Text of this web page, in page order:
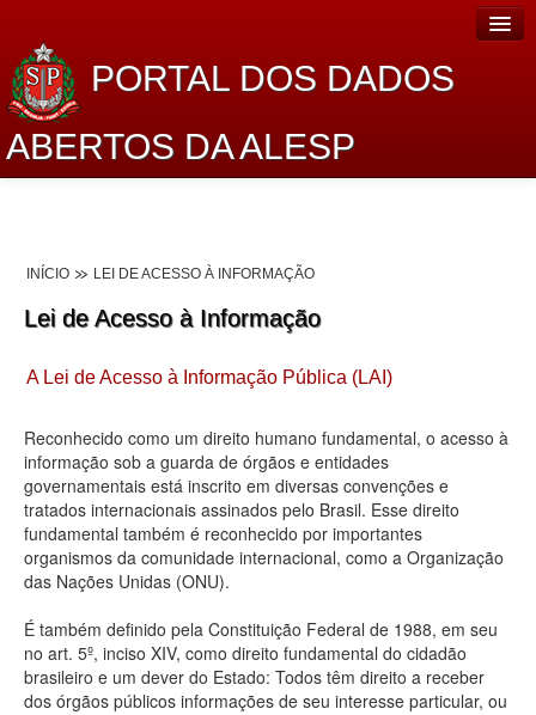
PORTAL DOS DADOS
ABERTOS DA ALESP
Lei de Acesso à Informação
Dados Governamentais Abertos
Planejamento
Catálogo de dados
Processo Legislativo
Deputados Estaduais
Administração
Legislação
INÍCIO LEI DE ACESSO À INFORMAÇÃO
Lei de Acesso à Informação
A Lei de Acesso à Informação Pública (LAI)
Reconhecido como um direito humano fundamental, o acesso à
informação sob a guarda de órgãos e entidades
governamentais está inscrito em diversas convenções e
tratados internacionais assinados pelo Brasil. Esse direito
fundamental também é reconhecido por importantes
organismos da comunidade internacional, como a Organização
das Nações Unidas (ONU).
É também definido pela Constituição Federal de 1988, em seu
no art. 5º, inciso XIV, como direito fundamental do cidadão
brasileiro e um dever do Estado: Todos têm direito a receber
dos órgãos públicos informações de seu interesse particular, ou